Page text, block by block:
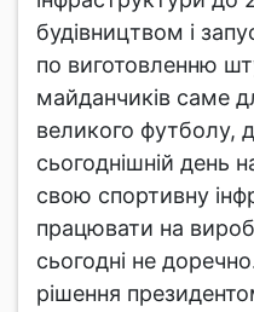
будівництвом і
по виготовленню
майданчиків саме
великого футболу,
сьогоднішній день
свою спортивну
працювати на
сьогодні не
рішення